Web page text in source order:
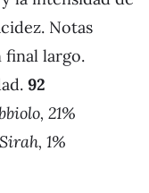
Notas
final largo.
92
21%
1%